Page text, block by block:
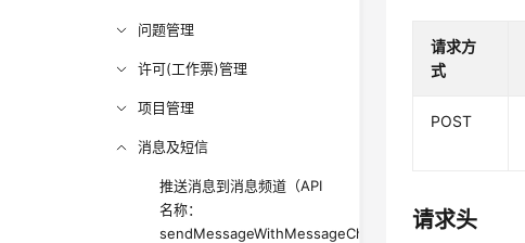
问题管理
许可(工作票)管理
项目管理
消息及短信
推送消息到消息频道（API
名称：
sendMessageWithMessageChannel）
请求方
式
POST
请求头